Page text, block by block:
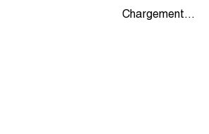
Chargement...